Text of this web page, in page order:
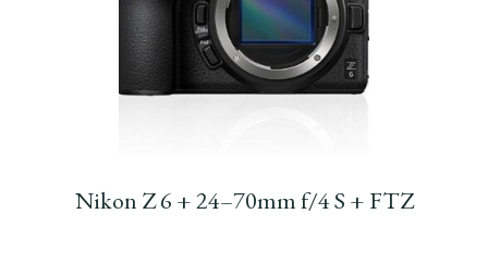
Nikon Z 6 + 24–70mm f/4 S + FTZ